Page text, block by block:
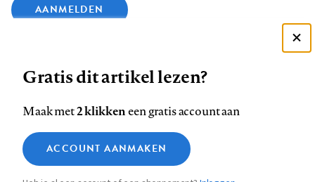
AANMELDEN
op
Facebook
op
LinkedIn
op
Bluesky
ons
op
InstagramYouTube
Footer
Contact Colofon Disclaimer Privacy
Medische vragen verdienen
betrouwbare antwoorden
Zie onze cookie policy
Analytische cookies
Gratis dit artikel lezen?
Maak met2 klikkeneen gratis account aan
ACCOUNT AANMAKEN